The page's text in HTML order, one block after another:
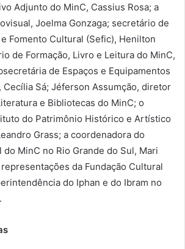
Adjunto do MinC, Cassius Rosa; a
Joelma Gonzaga; secretário de
Fomento Cultural (Sefic), Henilton
de Formação, Livro e Leitura do MinC,
de Espaços e Equipamentos
Cecília Sá; Jéferson Assumção, diretor
e Bibliotecas do MinC; o
do Patrimônio Histórico e Artístico
Grass; a coordenadora do
do MinC no Rio Grande do Sul, Mari
da Fundação Cultural
do Iphan e do Ibram no